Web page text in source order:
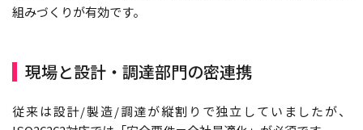
組みづくりが有効です。
現場と設計・調達部門の密連携
従来は設計/製造/調達が縦割りで独立していましたが、